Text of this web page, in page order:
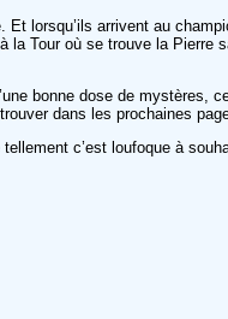
lorsqu’ils arrivent au
la Tour où se trouve la Pierre
bonne dose de mystères,
dans les prochaines
c’est loufoque à